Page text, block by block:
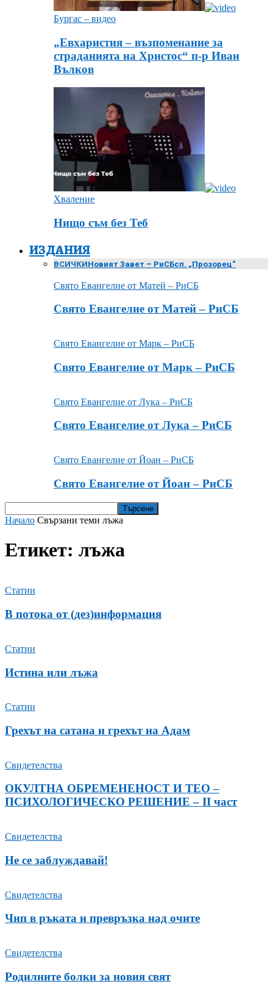
Бургас – видео
„Евхаристия – възпоменание за
страданията на Христос“ п-р Иван
Вълков
Хваление
Нищо съм без Теб
ИЗДАНИЯ
ВСИЧКИНовият Завет – РиСБсп. „Прозорец“
Свято Евангелие от Матей – РиСБ
Свято Евангелие от Матей – РиСБ
Свято Евангелие от Марк – РиСБ
Свято Евангелие от Марк – РиСБ
Свято Евангелие от Лука – РиСБ
Свято Евангелие от Лука – РиСБ
Свято Евангелие от Йоан – РиСБ
Свято Евангелие от Йоан – РиСБ
Начало Свързани теми лъжа
Етикет: лъжа
Статии
В потока от (дез)информация
Статии
Истина или лъжа
Статии
Грехът на сатана и грехът на Адам
Свидетелства
ОКУЛТНА ОБРЕМЕНЕНОСТ И ТЕО –
ПСИХОЛОГИЧЕСКО РЕШЕНИЕ – ІІ част
Свидетелства
Не се заблуждавай!
Свидетелства
Чип в ръката и превръзка над очите
Свидетелства
Родилните болки за новия свят